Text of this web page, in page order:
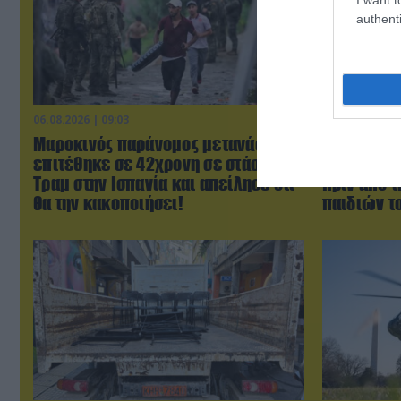
06.08.2026 | 09:03
Μαροκινός παράνομος μετανάστης
επιτέθηκε σε 42χρονη σε στάση
Τραμ στην Ισπανία και απείλησε ότι
θα την κακοποιήσει!
06.08.2026 |
ΗΠΑ: Το
μητέρας
πριν από
παιδιών